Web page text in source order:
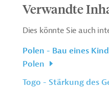
Verwandte
Dies könnte Sie auch
Polen - Bau eines
Polen
Togo - Stärkung des